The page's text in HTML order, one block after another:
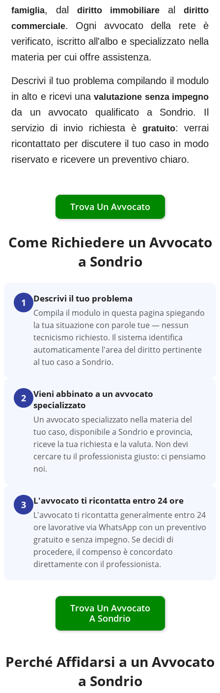
famiglia, dal diritto immobiliare al
diritto
commerciale. Ogni avvocato della rete è
verificato, iscritto all'albo e specializzato nella
materia per cui offre assistenza.
Descrivi il tuo problema compilando il modulo
in alto e ricevi unavalutazione senza impegno
da un avvocato qualificato a Sondrio. Il
servizio di invio richiesta è gratuito: verrai
ricontattato per discutere il tuo caso in modo
riservato e ricevere un preventivo chiaro.
Trova Un Avvocato
Come Richiedere un Avvocato
a Sondrio
1 Descrivi il tuo problema
Compila il modulo in questa pagina spiegando
la tua situazione con parole tue — nessun
tecnicismo richiesto. Il sistema identifica
automaticamente l'area del diritto pertinente
al tuo caso a Sondrio.
2
Vieni abbinato a un avvocato
specializzato
Un avvocato specializzato nella materia del
tuo caso, disponibile a Sondrio e provincia,
riceve la tua richiesta e la valuta. Non devi
cercare tu il professionista giusto: ci pensiamo
noi.
3 L'avvocato ti ricontatta entro 24 ore
L'avvocato ti ricontatta generalmente entro 24
ore lavorative via WhatsApp con un preventivo
gratuito e senza impegno. Se decidi di
procedere, il compenso è concordato
direttamente con il professionista.
Trova Un Avvocato
A Sondrio
Perché Affidarsi a un Avvocato
a Sondrio